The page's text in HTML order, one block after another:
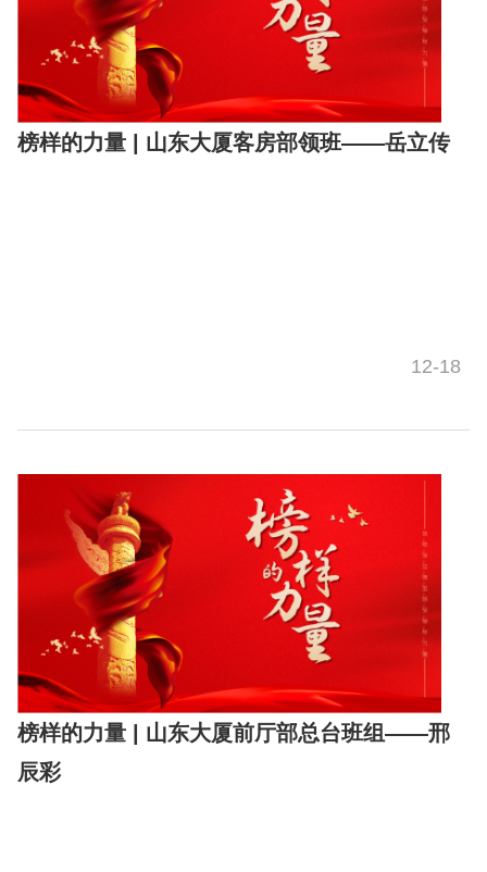
榜样的力量 | 山东大厦客房部领班——岳立传
12-18
榜样的力量 | 山东大厦前厅部总台班组——邢
辰彩